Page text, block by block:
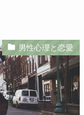
男性心理と恋愛